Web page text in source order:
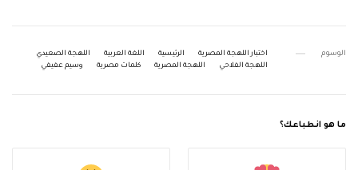
الوسوم اختبار اللهجة المصرية الرئيسية اللغة العربية
اللهجة الصعيدي
اللهجة الفلاحي
اللهجة المصرية كلمات مصرية وسيم عفيفي
ما هو انطباعك؟